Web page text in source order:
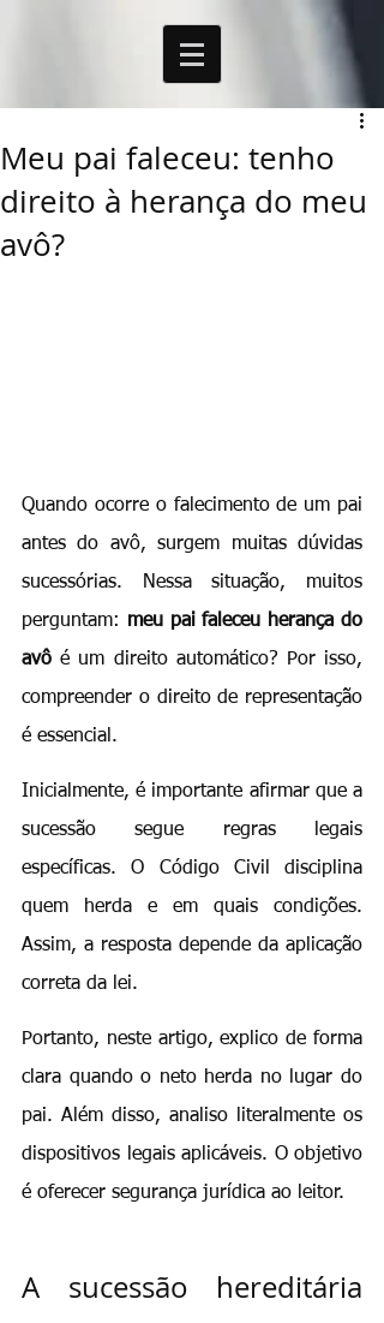
Meu pai faleceu: tenho
direito à herança do meu
avô?
Quando ocorre o falecimento de um pai
antes do avô, surgem muitas dúvidas
sucessórias. Nessa situação, muitos
perguntam: meu pai faleceu herança do
avô é um direito automático? Por isso,
compreender o direito de representação
é essencial.
Inicialmente, é importante afirmar que a
sucessão segue regras legais
específicas. O Código Civil disciplina
quem herda e em quais condições.
Assim, a resposta depende da aplicação
correta da lei.
Portanto, neste artigo, explico de forma
clara quando o neto herda no lugar do
pai. Além disso, analiso literalmente os
dispositivos legais aplicáveis. O objetivo
é oferecer segurança jurídica ao leitor.
A sucessão hereditária